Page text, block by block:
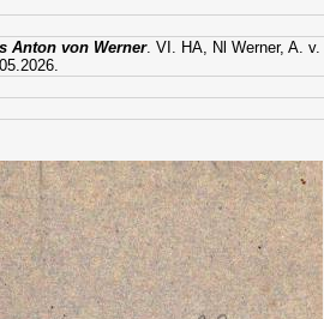
Anton von Werner. VI. HA, Nl Werner, A.